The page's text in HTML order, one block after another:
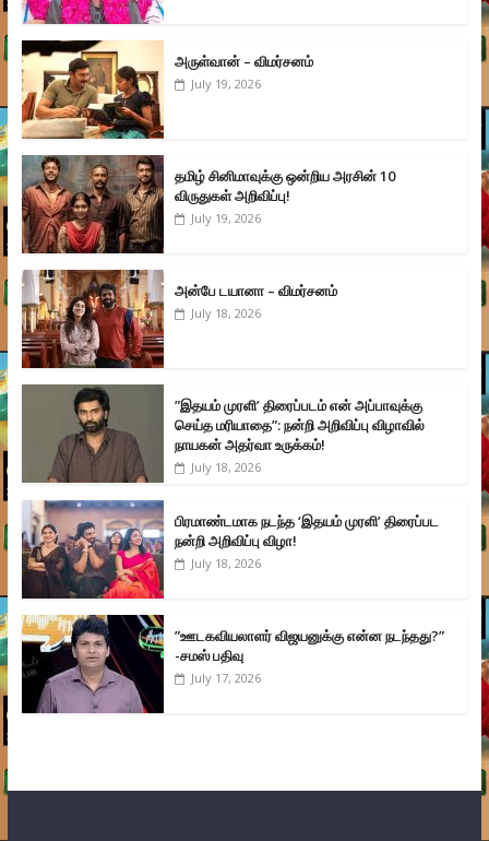
அருள்வான் – விமர்சனம்
July 19, 2026
தமிழ் சினிமாவுக்கு ஒன்றிய அரசின் 10
விருதுகள் அறிவிப்பு!
July 19, 2026
அன்பே டயானா – விமர்சனம்
July 18, 2026
”இதயம் முரளி’ திரைப்படம் என் அப்பாவுக்கு
செய்த மரியாதை”: நன்றி அறிவிப்பு விழாவில்
நாயகன் அதர்வா உருக்கம்!
July 18, 2026
பிரமாண்டமாக நடந்த ‘இதயம் முரளி’ திரைப்பட
நன்றி அறிவிப்பு விழா!
July 18, 2026
”ஊடகவியலாளர் விஜயனுக்கு என்ன நடந்தது?”
-சமஸ் பதிவு
July 17, 2026